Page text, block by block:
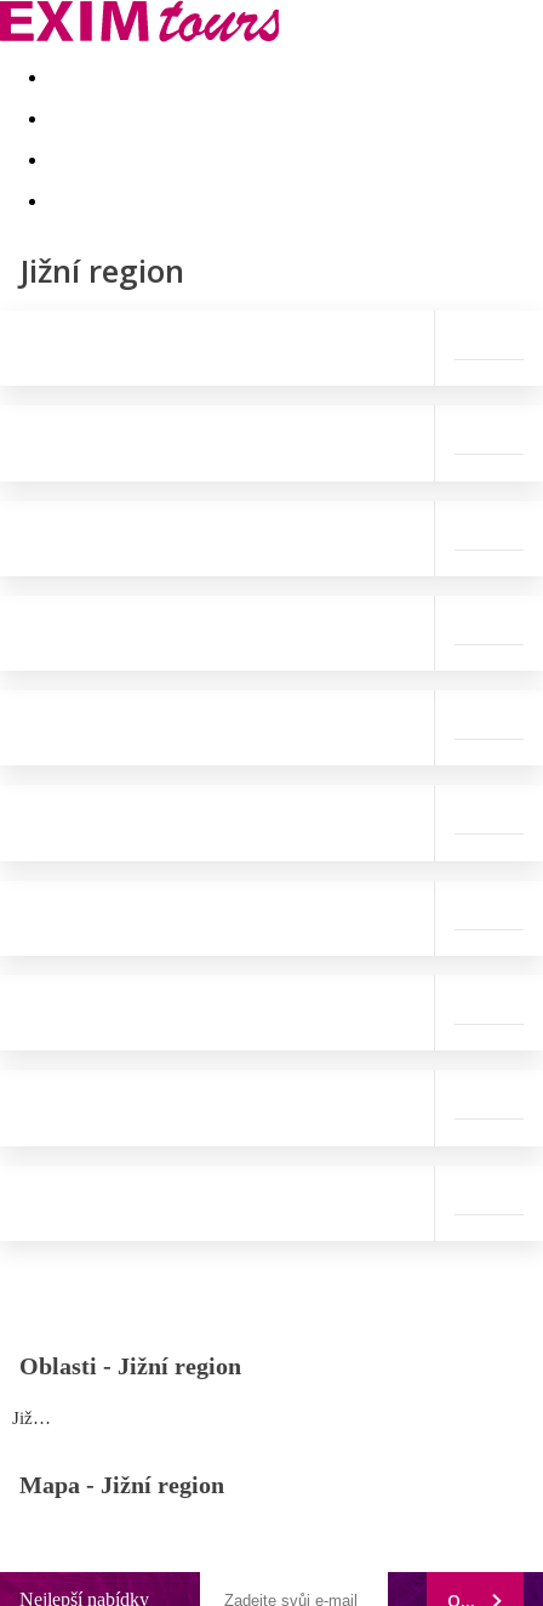
Akční nabídky Last minute
Jižní region
Oblasti - Jižní region
Jižní region
Mapa - Jižní region
Nejlepší nabídky ODEBÍRAT